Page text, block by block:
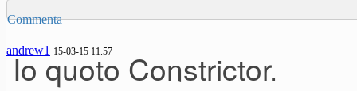
Commenta
andrew1 15-03-15 11.57
Io quoto Constrictor.